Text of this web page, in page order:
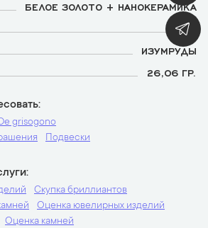
БЕЛОЕ ЗОЛОТО + НАНОКЕРАМИКА
750
ИЗУМРУДЫ
26,06 ГР.
grisogono
Подвески
Скупка бриллиантов
Оценка ювелирных изделий
Оценка камней